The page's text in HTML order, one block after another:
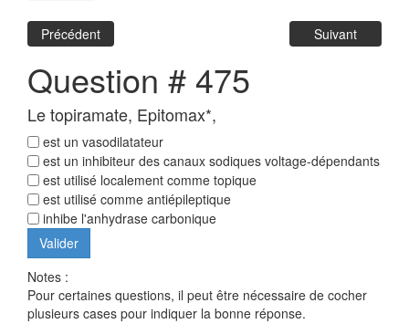
Précédent Suivant
Question # 475
Le topiramate, Epitomax*,
est un vasodilatateur
est un inhibiteur des canaux sodiques voltage-dépendants
est utilisé localement comme topique
est utilisé comme antiépileptique
inhibe l'anhydrase carbonique
Notes :
Pour certaines questions, il peut être nécessaire de cocher
plusieurs cases pour indiquer la bonne réponse.